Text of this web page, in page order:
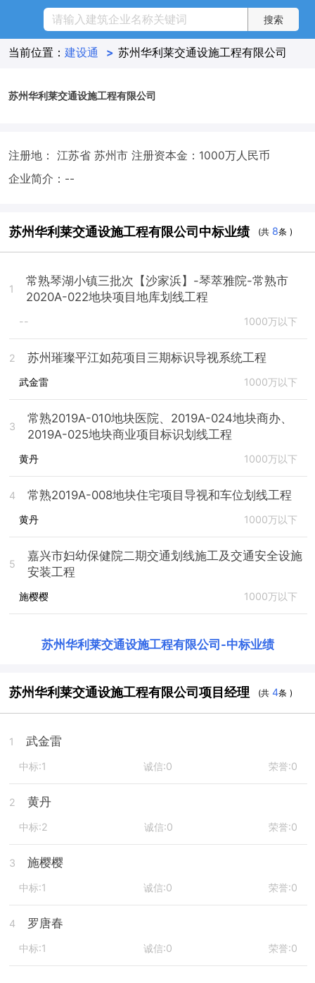
当前位置： 建设通 > 苏州华利莱交通设施工程有限公司
苏州华利莱交通设施工程有限公司
注册地： 江苏省 苏州市 注册资本金：1000万人民币
企业简介：--
苏州华利莱交通设施工程有限公司中标业绩 (共 8条 )
1
常熟琴湖小镇三批次【沙家浜】-琴萃雅院-常熟市
2020A-022地块项目地库划线工程
-- 1000万以下
2 苏州璀璨平江如苑项目三期标识导视系统工程
武金雷 1000万以下
3
常熟2019A-010地块医院、2019A-024地块商办、
2019A-025地块商业项目标识划线工程
黄丹 1000万以下
4 常熟2019A-008地块住宅项目导视和车位划线工程
黄丹 1000万以下
5
嘉兴市妇幼保健院二期交通划线施工及交通安全设施
安装工程
施樱樱 1000万以下
苏州华利莱交通设施工程有限公司 -中标业绩
苏州华利莱交通设施工程有限公司项目经理 (共4条 )
1 武金雷
中标:1 诚信:0 荣誉:0
2 黄丹
中标:2 诚信:0 荣誉:0
3 施樱樱
中标:1 诚信:0 荣誉:0
4 罗唐春
中标:1 诚信:0 荣誉:0